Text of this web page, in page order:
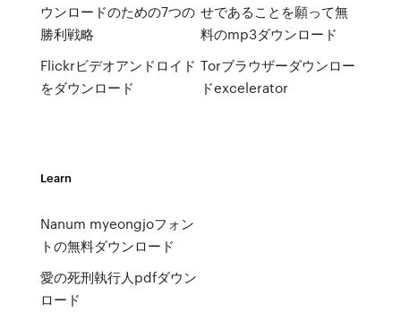
ウンロードのための7つの
勝利戦略
Flickrビデオアンドロイド
をダウンロード
せであることを願って無
料のmp3ダウンロード
Torブラウザーダウンロー
ドexcelerator
Learn
Nanum myeongjoフォン
トの無料ダウンロード
愛の死刑執行人pdfダウン
ロード